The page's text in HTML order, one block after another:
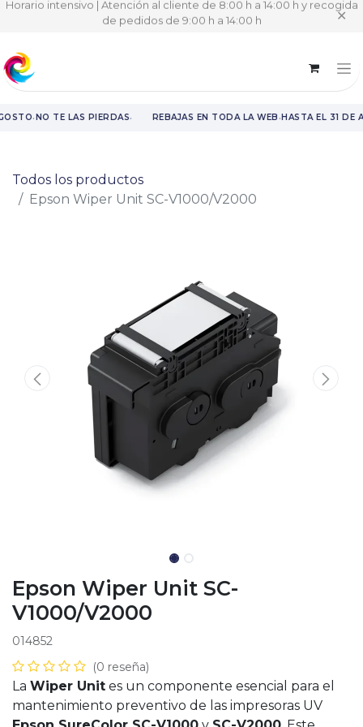
Horario intensivo | Atención al cliente de 8:00 h a 14:00 h y recogida
de pedidos de 9:00 h a 14:00 h ✕
·NO TE LAS PIERDAS· REBAJAS EN TODA LA WEB· HASTA EL 31 DE
Todos los productos
Epson Wiper Unit SC-V1000/V2000
Epson Wiper Unit SC-
V1000/V2000
014852
(0 reseña)
La Wiper Unit es un componente esencial para el
mantenimiento preventivo de las impresoras UV